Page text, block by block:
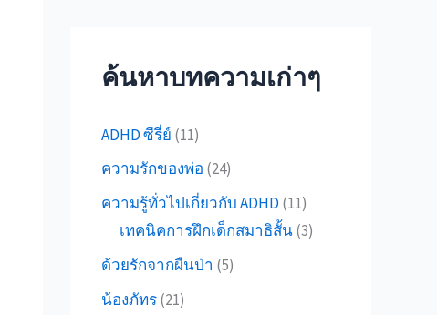
ค้นหาบทความเก่าๆ
ADHD ซีรี่ย์ (11)
ความรักของพ่อ (24)
ความรู้ทั่วไปเกี่ยวกับ ADHD (11)
เทคนิคการฝึกเด็กสมาธิสั้น(3)
ด้วยรักจากผืนป่า (5)
น้องภัทร(21)